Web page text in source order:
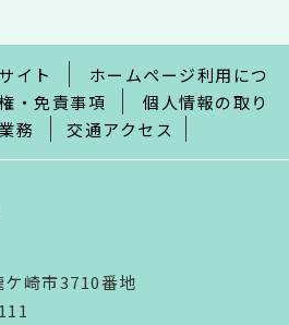
イト
ホームページ利用につ
・免責事項
個人情報の取り
務 交通アクセス
崎市3710番地